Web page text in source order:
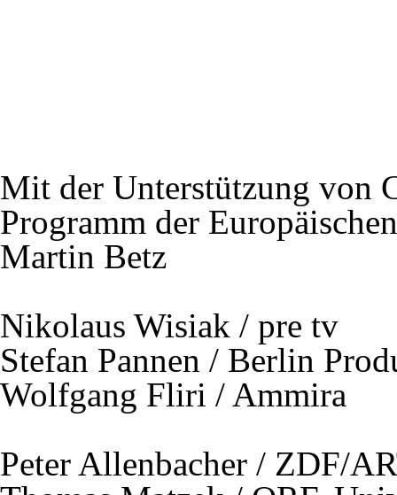
Mit der Unterstützung von
Programm der
Martin Betz
Nikolaus Wisiak / pre tv
Stefan Pannen / Berlin
Wolfgang Fliri / Ammira
Peter Allenbacher / ZDF/